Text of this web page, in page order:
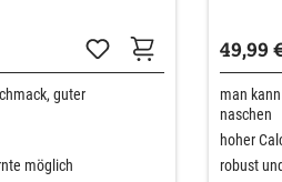
guter
möglich
49,99
man
naschen
hoher
robust